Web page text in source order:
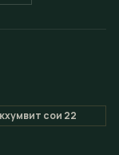
сои 22